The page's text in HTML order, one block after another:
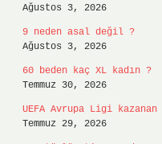
Ağustos 3, 2026
9 neden asal değil ?
Ağustos 3, 2026
60 beden kaç XL kadın ?
Temmuz 30, 2026
UEFA Avrupa Ligi
Temmuz 29, 2026